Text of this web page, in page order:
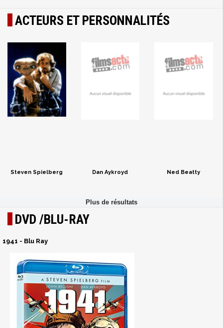
ACTEURS ET PERSONNALITÉS
Steven Spielberg Dan Aykroyd Ned Beatty
DVD /BLU-RAY
1941 - Blu Ray